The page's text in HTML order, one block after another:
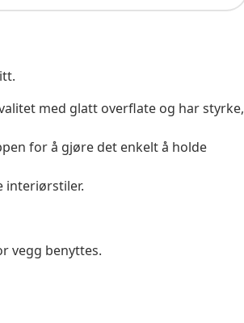
med glatt overflate og har styrke,
for å gjøre det enkelt å holde
interiørstiler.
vegg benyttes.